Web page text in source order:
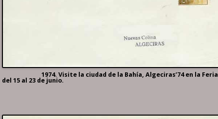
1974. Visite la ciudad de la Bahía, Algeciras’74 en la Feria
del 15 al 23 de junio.